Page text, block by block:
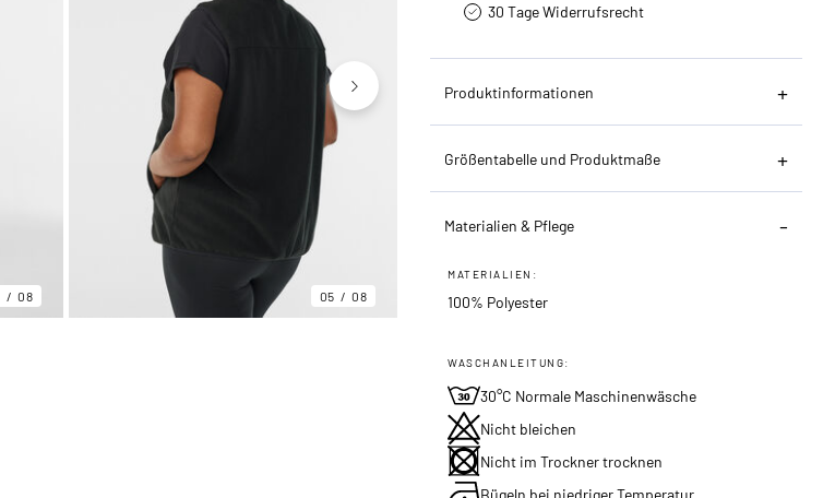
08 05 08
30 Tage Widerrufsrecht
Produktinformationen
Größentabelle und Produktmaße
Materialien & Pflege
MATERIALIEN:
100% Polyester
WASCHANLEITUNG:
30°C Normale Maschinenwäsche
Nicht bleichen
Nicht im Trockner trocknen
Bügeln bei niedriger Temperatur